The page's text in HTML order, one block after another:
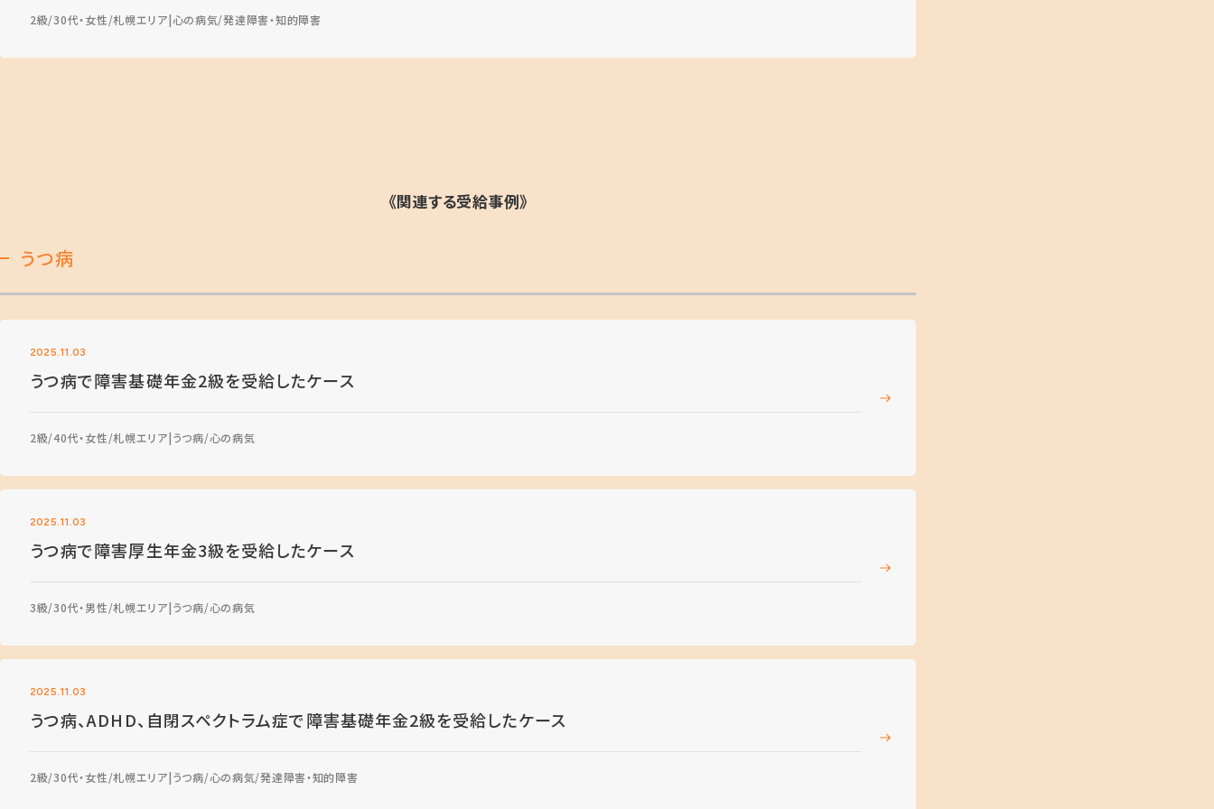
2級 30代・女性 札幌エリア 心の病気 発達障害・知的障害
《関連する受給事例》
うつ病
2025.11.03
うつ病で障害基礎年金2級を受給したケース
2級 40代・女性 札幌エリア うつ病 心の病気
2025.11.03
うつ病で障害厚生年金3級を受給したケース
3級 30代・男性 札幌エリア うつ病 心の病気
2025.11.03
うつ病、ADHD、自閉スペクトラム症で障害基礎年金2級を受給したケース
2級 30代・女性 札幌エリア うつ病 心の病気 発達障害・知的障害